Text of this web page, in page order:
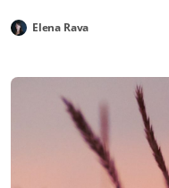
Elena Rava